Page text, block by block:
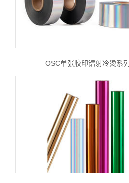
OSC单张胶印镭射冷烫系列